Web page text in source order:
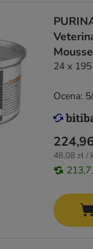
24 x
48,08 zł /
Ocena: